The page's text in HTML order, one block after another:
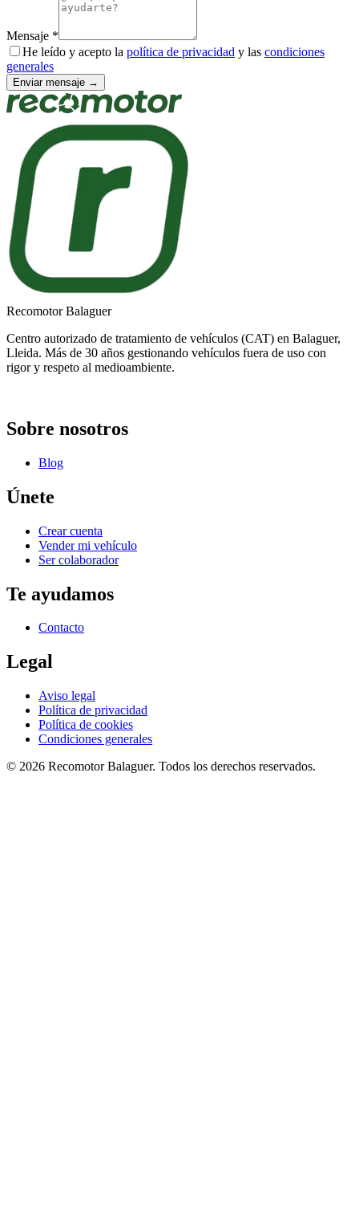
Mensaje *
He leído y acepto la política de privacidad y las condiciones
generales
Enviar mensaje →
Recomotor Balaguer
Centro autorizado de tratamiento de vehículos (CAT) en Balaguer,
Lleida. Más de 30 años gestionando vehículos fuera de uso con
rigor y respeto al medioambiente.
Sobre nosotros
Blog
Únete
Crear cuenta
Vender mi vehículo
Ser colaborador
Te ayudamos
Contacto
Legal
Aviso legal
Política de privacidad
Política de cookies
Condiciones generales
© 2026 RecomotorBalaguer. Todos los derechos reservados.